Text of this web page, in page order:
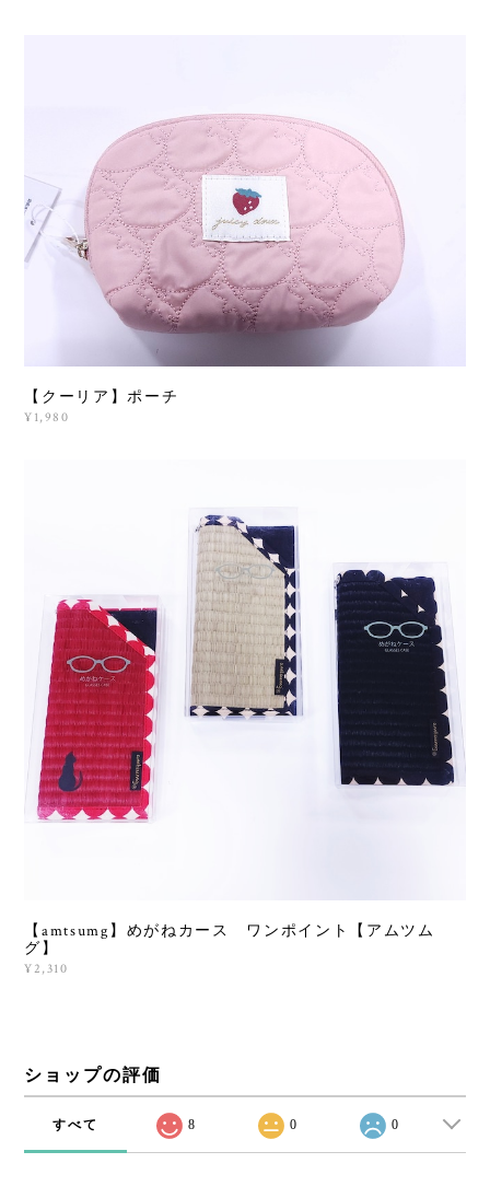
【クーリア】ポーチ
¥1,980
【amtsumg】めがねカース ワンポイント【アムツム
グ】
¥2,310
ショップの評価
すべて 8 0 0